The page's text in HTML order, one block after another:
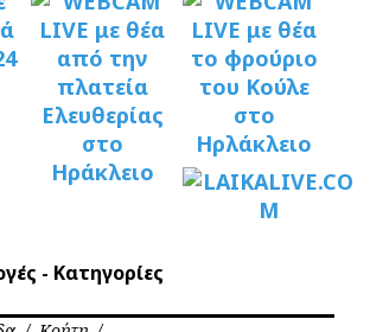
- Κατηγορίες